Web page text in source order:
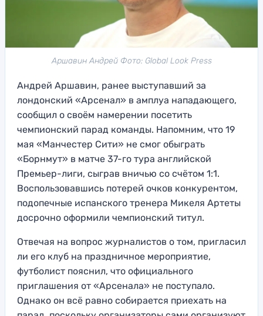
Аршавин Андрей Фото: Global Look Press
Андрей Аршавин, ранее выступавший за
лондонский «Арсенал» в амплуа нападающего,
сообщил о своём намерении посетить
чемпионский парад команды. Напомним, что 19
мая «Манчестер Сити» не смог обыграть
«Борнмут» в матче 37-го тура английской
Премьер-лиги, сыграв вничью со счётом 1:1.
Воспользовавшись потерей очков конкурентом,
подопечные испанского тренера Микеля Артеты
досрочно оформили чемпионский титул.
Отвечая на вопрос журналистов о том, пригласил
ли его клуб на праздничное мероприятие,
футболист пояснил, что официального
приглашения от «Арсенала» не поступало.
Однако он всё равно собирается приехать на